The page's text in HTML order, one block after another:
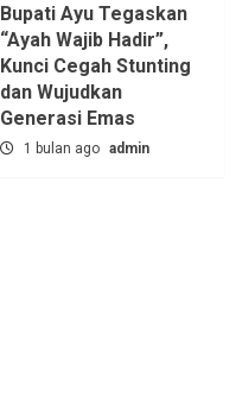
Bupati Ayu Tegaskan
“Ayah Wajib Hadir”,
Kunci Cegah Stunting
dan Wujudkan
Generasi Emas
1 bulan ago admin